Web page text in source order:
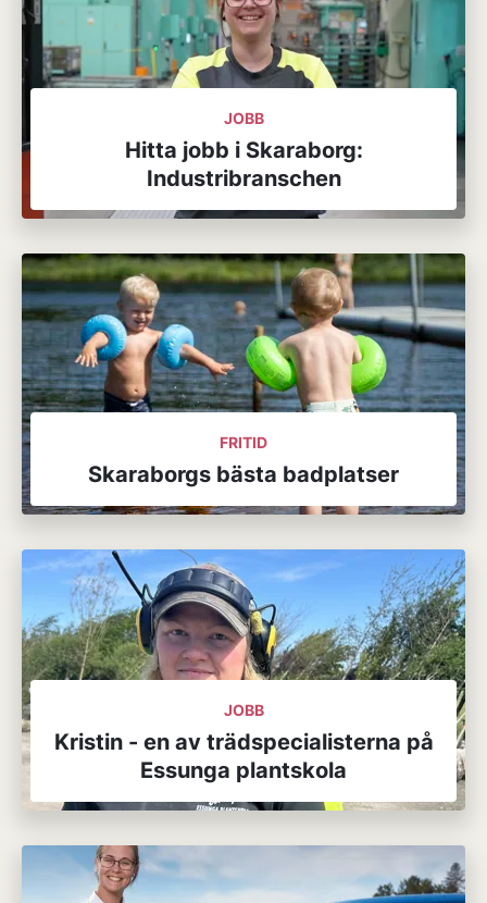
JOBB
Hitta jobb i Skaraborg:
Industribranschen
FRITID
Skaraborgs bästa badplatser
JOBB
Kristin - en av trädspecialisterna på
Essunga plantskola